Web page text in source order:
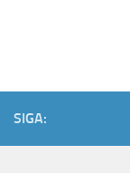
SIGA: